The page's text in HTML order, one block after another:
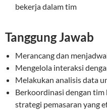
bekerja dalam tim
Tanggung Jawab
Merancang dan
Mengelola interaksi
Melakukan analisis data
Berkoordinasi dengan
strategi pemasaran yang